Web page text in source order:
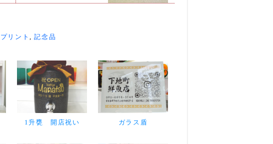
プリント,記念品
1升甕 開店祝い ガラス盾